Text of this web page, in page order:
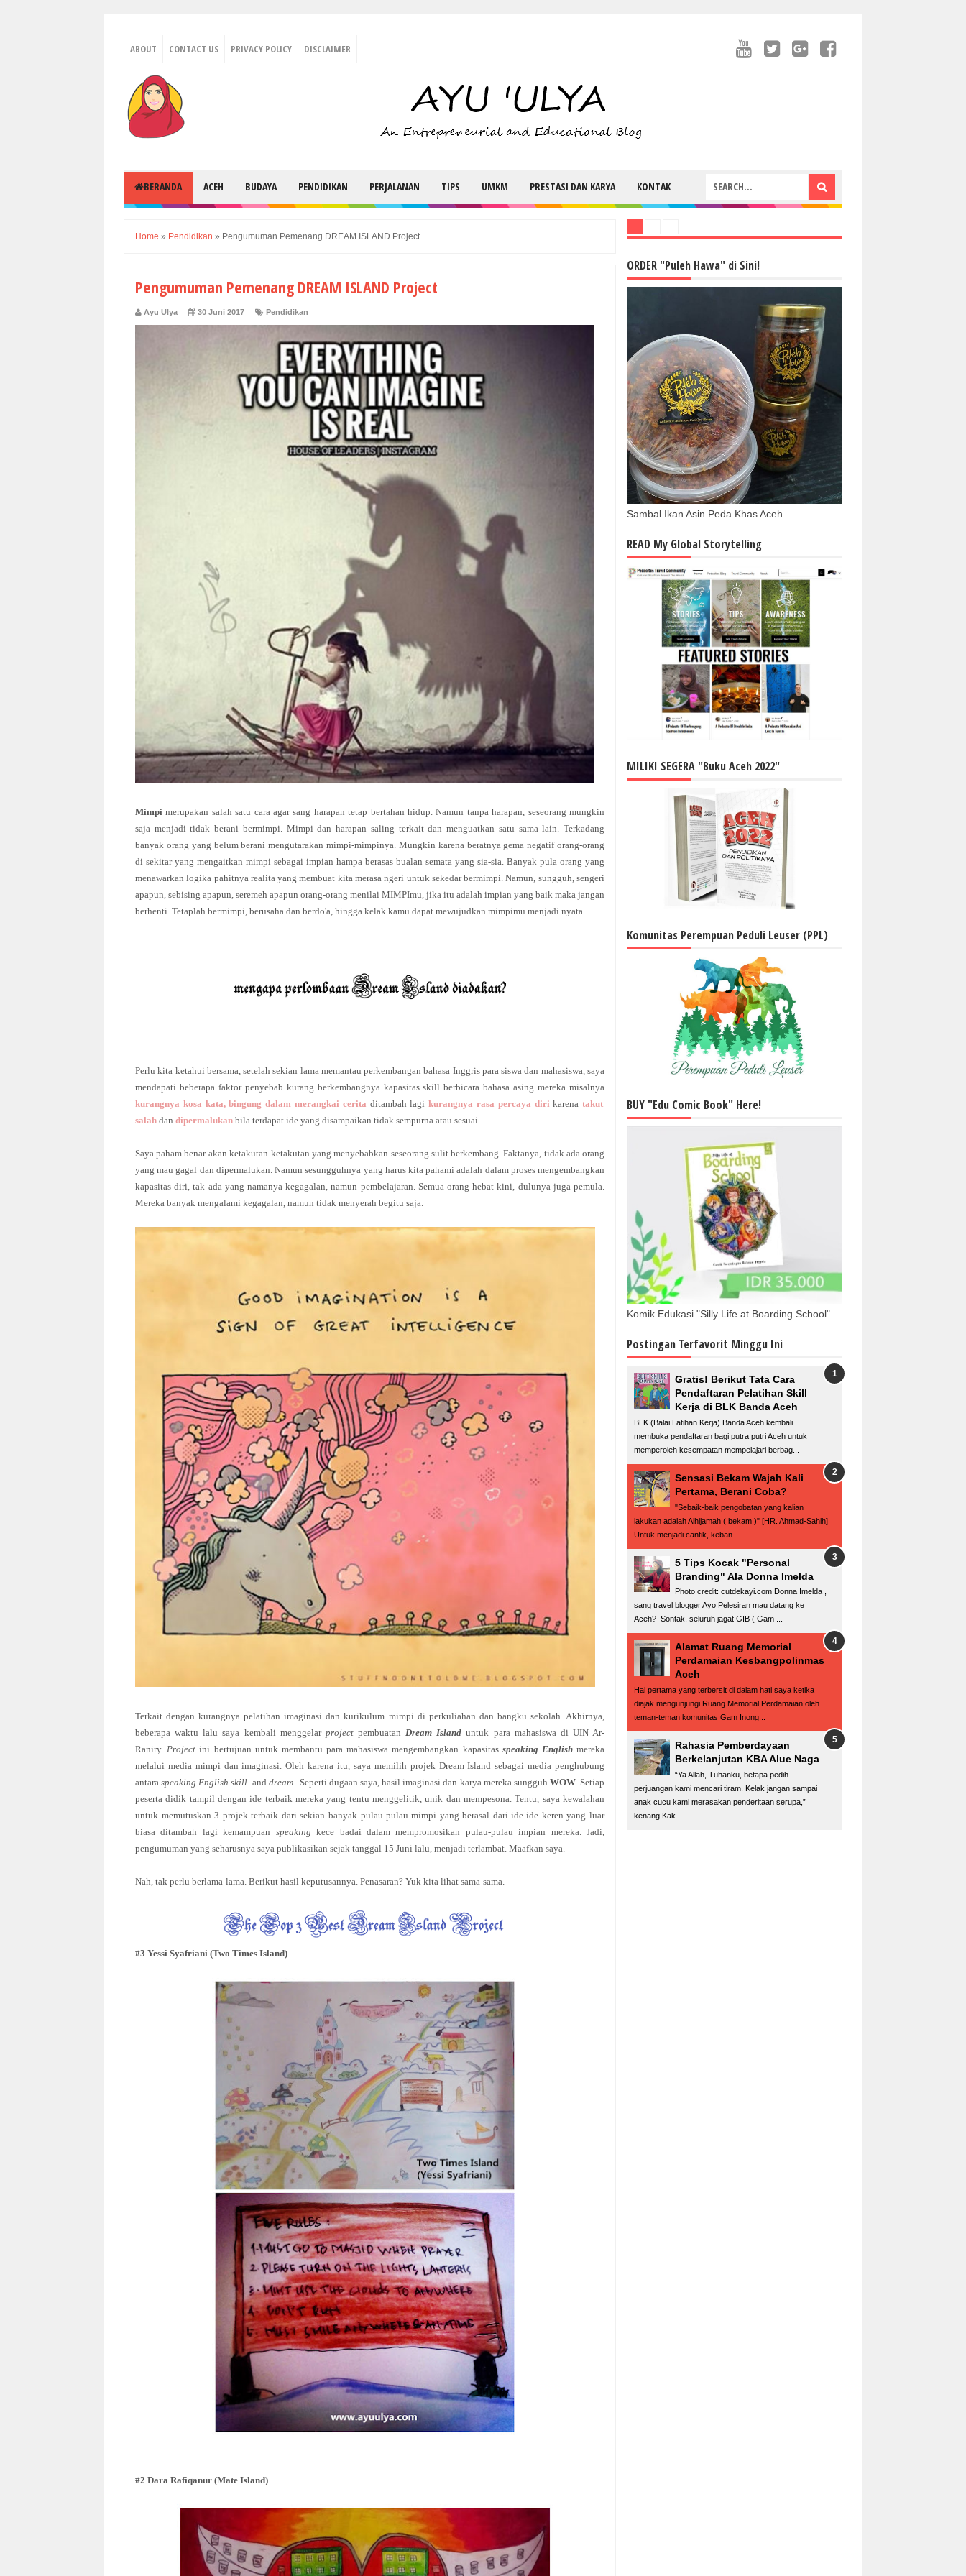
ABOUT CONTACT US PRIVACY POLICY DISCLAIMER
BERANDA ACEH BUDAYA PENDIDIKAN PERJALANAN TIPS UMKM PRESTASI DAN KARYA KONTAK
Home » Pendidikan » Pengumuman Pemenang DREAM ISLAND Project
Pengumuman Pemenang DREAM ISLAND Project
Ayu Ulya 30 Juni 2017 Pendidikan
Mimpi merupakan salah satu cara agarsang harapan tetap bertahan hidup. Namun tanpa harapan, seseorang mungkin
saja menjadi tidak berani bermimpi. Mimpi dan harapan saling terkait dan menguatkan satu sama lain. Terkadang
banyak orang yang belum berani mengutarakan mimpi-mimpinya. Mungkin karena beratnya gema negatif orang-orang
di sekitar yang mengaitkan mimpi sebagai impian hampa berasas bualan semata yang sia-sia. Banyak pula orang yang
menawarkan logika pahitnya realita yang membuat kita merasa ngeri untuk sekedar bermimpi. Namun, sungguh, sengeri
apapun, sebising apapun, seremeh apapun orang-orang menilai MIMPImu, jika itu adalah impian yang baik maka jangan
berhenti. Tetaplah bermimpi, berusaha dan berdo'a, hingga kelak kamu dapat mewujudkan mimpimu menjadi nyata.
Perlu kita ketahui bersama, setelah sekian lama memantau perkembangan bahasa Inggris para siswa dan mahasiswa, saya
mendapati beberapa faktor penyebab kurang berkembangnya kapasitas skill berbicara bahasa asing mereka misalnya
kurangnya kosa kata, bingung dalam merangkai cerita ditambah lagikurangnya rasa percaya dirikarena takut
salah dan dipermalukan bila terdapat ide yang disampaikan tidak sempurna atau sesuai.
Saya paham benar akan ketakutan-ketakutan yang menyebabkan seseorang sulit berkembang. Faktanya, tidak ada orang
yang mau gagal dan dipermalukan. Namun sesungguhnya yang harus kita pahami adalah dalam proses mengembangkan
kapasitas diri, tak ada yang namanya kegagalan, namun pembelajaran. Semua orang hebat kini, dulunya juga pemula.
Mereka banyak mengalami kegagalan, namun tidak menyerah begitu saja.
Terkait dengan kurangnya pelatihan imaginasi dan kurikulum mimpi di perkuliahan dan bangku sekolah. Akhirnya,
beberapa waktu lalu saya kembali menggelar projectpembuatanDream Island untuk para mahasiswa di UIN Ar-
Raniry.Project ini bertujuan untuk membantu para mahasiswa mengembangkan kapasitas speaking Englishmereka
melalui media mimpi dan imaginasi.Oleh karena itu, saya memilih projek Dream Island sebagai media penghubung
antaraspeaking English skill and dream. Seperti dugaan saya, hasil imaginasi dan karya mereka sungguh WOW. Setiap
peserta didik tampil dengan ide terbaik mereka yang tentu menggelitik, unik dan mempesona. Tentu, saya kewalahan
untuk memutuskan 3 projek terbaik dari sekian banyak pulau-pulau mimpi yang berasal dari ide-ide keren yang luar
biasa ditambah lagi kemampuan speakingkece badai dalam mempromosikan pulau-pulau impian mereka. Jadi,
pengumuman yang seharusnya saya publikasikan sejak tanggal 15 Juni lalu, menjadi terlambat. Maafkan saya.
Nah, tak perlu berlama-lama. Berikut hasil keputusannya. Penasaran? Yuk kita lihat sama-sama.
#3 Yessi Syafriani (Two Times Island)
#2 Dara Rafiqanur (Mate Island)
ORDER "Puleh Hawa" di Sini!
Sambal Ikan Asin Peda Khas Aceh
READ My Global Storytelling
MILIKI SEGERA "Buku Aceh 2022"
Komunitas Perempuan Peduli Leuser (PPL)
BUY "Edu Comic Book" Here!
Komik Edukasi "Silly Life at Boarding School"
Postingan Terfavorit Minggu Ini
Gratis! Berikut Tata Cara
Pendaftaran Pelatihan Skill
Kerja di BLK Banda Aceh
BLK (Balai Latihan Kerja) Banda Aceh kembali
membuka pendaftaran bagi putra putri Aceh untuk
memperoleh kesempatan mempelajari berbag...
Sensasi Bekam Wajah Kali
Pertama, Berani Coba?
"Sebaik-baik pengobatan yang kalian
lakukan adalah Alhijamah ( bekam )" [HR. Ahmad-Sahih]
Untuk menjadi cantik, keban...
5 Tips Kocak "Personal
Branding" Ala Donna Imelda
Photo credit: cutdekayi.com Donna Imelda ,
sang travel blogger Ayo Pelesiran mau datang ke
Aceh? Sontak, seluruh jagat GIB ( Gam ...
Alamat Ruang Memorial
Perdamaian Kesbangpolinmas
Aceh
Hal pertama yang terbersit di dalam hati saya ketika
diajak mengunjungi Ruang Memorial Perdamaian oleh
teman-teman komunitas Gam Inong...
Rahasia Pemberdayaan
Berkelanjutan KBA Alue Naga
“Ya Allah, Tuhanku, betapa pedih
perjuangan kami mencari tiram. Kelak jangan sampai
anak cucu kami merasakan penderitaan serupa,”
kenang Kak...